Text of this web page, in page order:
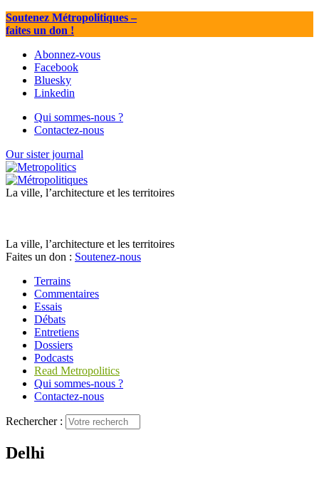
Soutenez Métropolitiques–
faites un don !
Abonnez-vous
Facebook
Bluesky
Linkedin
Qui sommes-nous ?
Contactez-nous
Our sister journal
La ville, l’architecture et les territoires
La ville, l’architecture et les territoires
Faites un don : Soutenez-nous
Terrains
Commentaires
Essais
Débats
Entretiens
Dossiers
Podcasts
Read Metropolitics
Qui sommes-nous ?
Contactez-nous
Rechercher :
Delhi